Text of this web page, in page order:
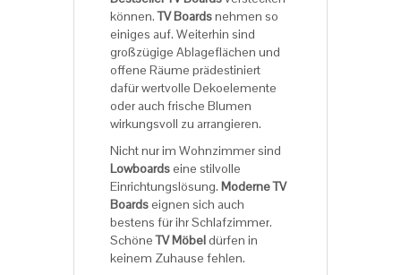
können.TV Boardsnehmen so
einiges auf. Weiterhin sind
großzügige Ablageflächen und
offene Räume prädestiniert
dafür wertvolle Dekoelemente
oder auch frische Blumen
wirkungsvoll zu arrangieren.
Nicht nur im Wohnzimmer sind
Lowboardseine stilvolle
Einrichtungslösung. Moderne TV
Boardseignen sich auch
bestens für ihr Schlafzimmer.
SchöneTV Möbeldürfen in
keinem Zuhause fehlen.